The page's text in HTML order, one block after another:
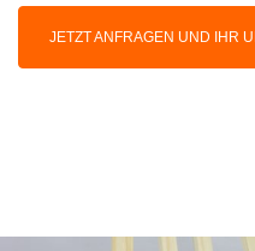
JETZT ANFRAGEN UND IHR